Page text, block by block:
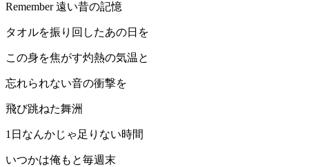
Remember 遠い昔の記憶
タオルを振り回したあの日を
この身を焦がす灼熱の気温と
忘れられない音の衝撃を
飛び跳ねた舞洲
1日なんかじゃ足りない時間
いつかは俺もと毎週末